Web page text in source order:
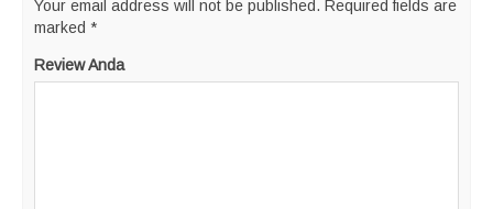
Your email address will not be published. Required fields are
marked *
Review Anda